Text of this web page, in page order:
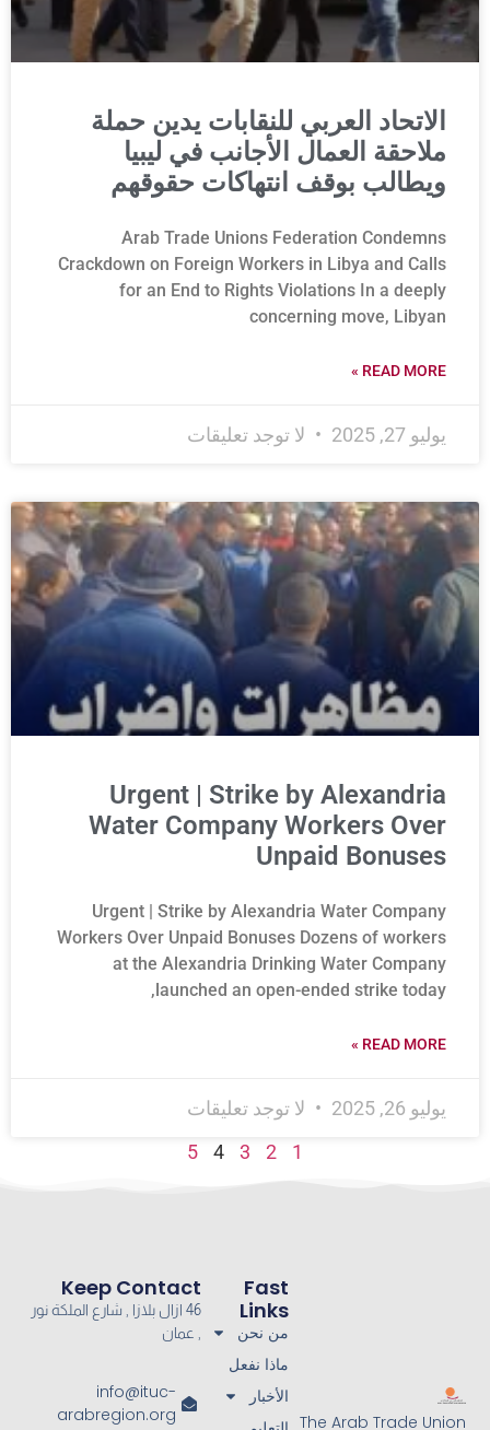
الاتحاد العربي للنقابات يدين حملة
ملاحقة العمال الأجانب في ليبيا
ويطالب بوقف انتهاكات حقوقهم
Arab Trade Unions Federation Condemns
Crackdown on Foreign Workers in Libya and Calls
for an End to Rights Violations In a deeply
concerning move, Libyan
READ MORE »
يوليو 27, 2025 لا توجد تعليقات
Urgent | Strike by Alexandria
Water Company Workers Over
Unpaid Bonuses
Urgent | Strike by Alexandria Water Company
Workers Over Unpaid Bonuses Dozens of workers
at the Alexandria Drinking Water Company
launched an open-ended strike today,
READ MORE »
يوليو 26, 2025
لا توجد تعليقات
1
2
3
4
5
The Arab Trade Union
Fast
Links
من نحن
ماذا نفعل
الأخبار
Keep Contact
46 ازال بلازا , شارع الملكة نور
, عمان
info@ituc-
arabregion.org